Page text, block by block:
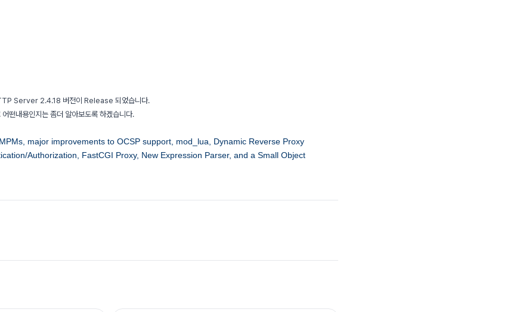
Server 2.4.18 버전이 Release 되었습니다.
떤내용인지는 좀더 알아보도록 하겠습니다.
major improvements to OCSP support, mod_lua, Dynamic Reverse Proxy
Authorization, FastCGI Proxy, New Expression Parser, and a Small Object